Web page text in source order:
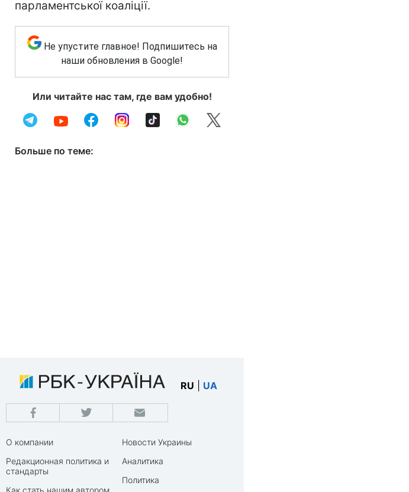
парламентської коаліції.
Не упустите главное! Подпишитесь на
наши обновления в Google!
Или читайте нас там, где вам удобно!
Больше по теме:
RU UA
О компании
Редакционная политика и
стандарты
Как стать нашим автором
Новости Украины
Аналитика
Политика